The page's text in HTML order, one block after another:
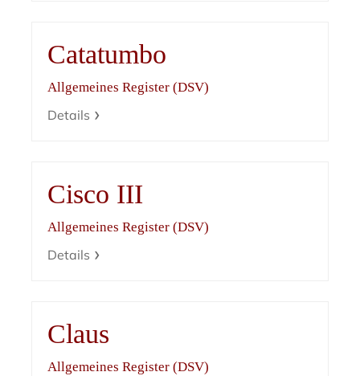
Catatumbo
Allgemeines Register (DSV)
Details
Cisco III
Allgemeines Register (DSV)
Details
Claus
Allgemeines Register (DSV)